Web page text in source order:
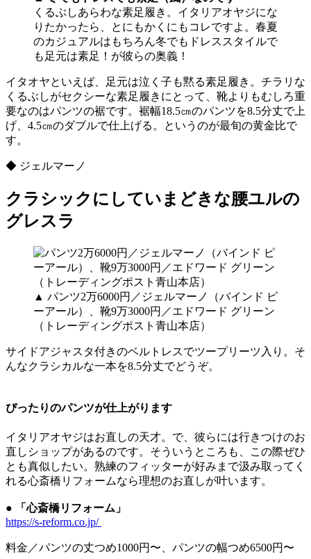
くるぶしあらわな素足履き。イタリアオヤジにな
りたかったら、とにもかくにもコレですよ。春夏
のカジュアルはもちろん冬でもドレススタイルで
も足元は素足！が彼らの奥義！
イタオヤといえば、足元は泣く子も黙る素足履き。チラリな
くるぶしがセクシーな素足履きにとって、靴よりもむしろ重
要なのはパンツの裾です。裾幅18.5㎝のパンツを8.5分丈で上
げ、4.5㎝のダブルで仕上げる。というのが最旬の黄金比で
す。
◆ ジェルマーノ
クラシックにしていまどきな腰ユルの
グレスラ
▲ パンツ2万6000円／ジェルマーノ（バインド ピ
ーアール）、靴9万3000円／エドワード グリーン
（トレーディングポスト青山本店）
サイドアジャスタ付きのベルトレスでツープリーツ入り。そ
んなクラシカルな一本を8.5分丈でどうぞ。
ぴったりのパンツが仕上がります
イタリアオヤジはお直しの天才。で、彼らには行きつけのお
直しショップがあるのです。そういうところも、この際ぜひ
とも真似したい。熟練のフィッターが好みまで汲み取ってく
れる心斎橋リフォームなら理想のお直しが叶います。
●
「心斎橋リフォーム」
https://s-reform.co.jp/
料金／パンツの丈つめ1000円〜、パンツの幅つめ6500円〜